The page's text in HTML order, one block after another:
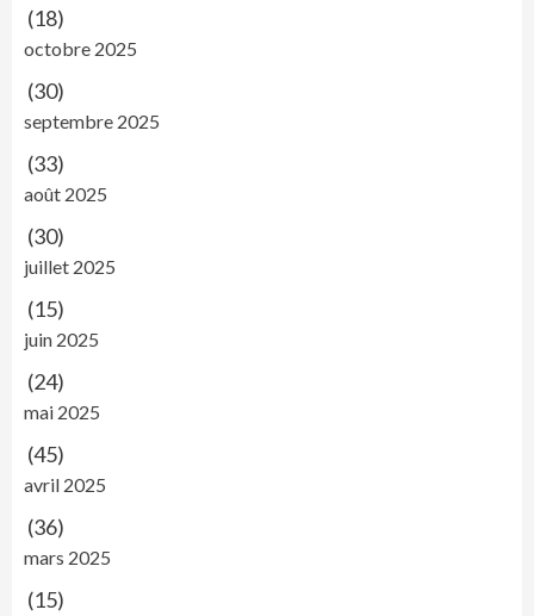
(18)
octobre 2025
(30)
septembre 2025
(33)
août 2025
(30)
juillet 2025
(15)
juin 2025
(24)
mai 2025
(45)
avril 2025
(36)
mars 2025
(15)